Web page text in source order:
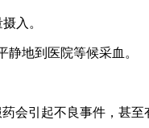
入。
地到医院等候采血。
引起不良事件，甚至